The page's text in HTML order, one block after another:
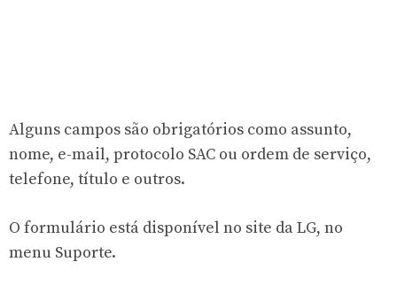
Alguns campos são obrigatórios como assunto,
nome, e-mail, protocolo SAC ou ordem de serviço,
telefone, título e outros.
O formulário está disponível no site da LG, no
menu Suporte.